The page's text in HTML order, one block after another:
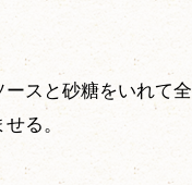
スと砂糖をいれて
る。